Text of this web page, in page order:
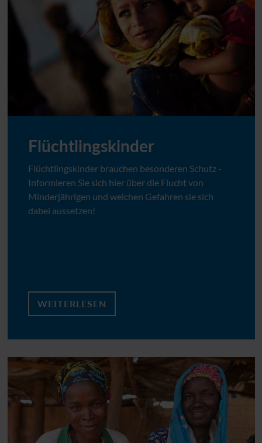
Flüchtlingskinder
Flüchtlingskinder brauchen besonderen Schutz -
Informieren Sie sich hier über die Flucht von
Minderjährigen und welchen Gefahren sie sich
dabei aussetzen!
WEITERLESEN